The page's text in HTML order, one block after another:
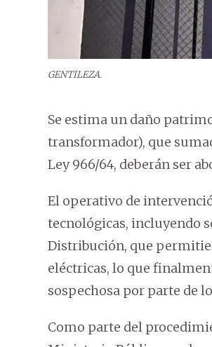
GENTILEZA.
Se estima un daño
transformador), que
Ley 966/64, deberán ser
El operativo de
tecnológicas, incluyendo
Distribución, que
eléctricas, lo que
sospechosa por parte de
Como parte del